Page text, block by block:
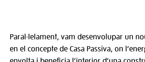
Paral·lelament, vam desenvolupar un
en el concepte de Casa Passiva, on